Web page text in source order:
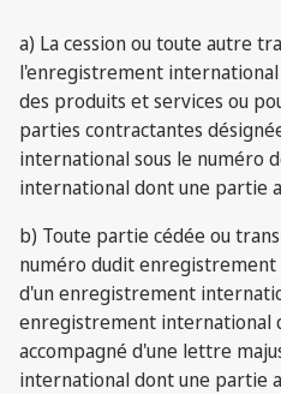
a) La cession ou toute autre
l'enregistrement
des produits et services ou
parties contractantes
international sous le numéro
international dont une partie
b) Toute partie cédée ou
numéro dudit
d'un enregistrement
enregistrement international
accompagné d'une lettre
international dont une partie